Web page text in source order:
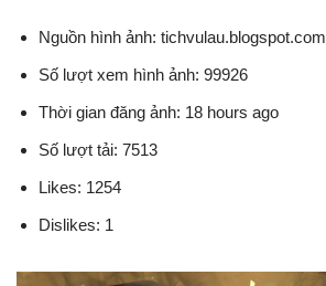
Nguồn hình ảnh: tichvulau.blogspot.com
Số lượt xem hình ảnh: 99926
Thời gian đăng ảnh: 18 hours ago
Số lượt tải: 7513
Likes: 1254
Dislikes: 1